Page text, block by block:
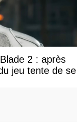
2 : après
jeu tente de se